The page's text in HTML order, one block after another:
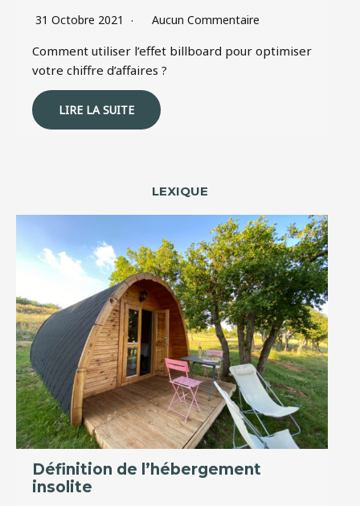
31 Octobre 2021 Aucun Commentaire
Comment utiliser l’effet billboard pour optimiser
votre chiffre d’affaires ?
LIRE LA SUITE
LEXIQUE
Définition de l’hébergement
insolite